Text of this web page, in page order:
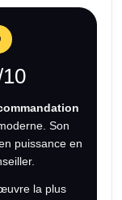
Son
puissance en
la plus